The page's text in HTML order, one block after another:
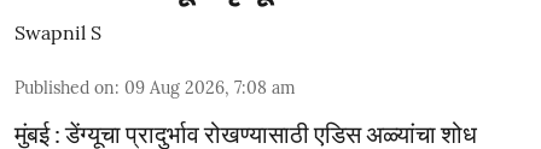
Swapnil S
Published on: 09 Aug 2026, 7:08 am
मुंबई : डेंग्यूचा प्रादुर्भाव रोखण्यासाठी एडिस अळ्यांचा शोध